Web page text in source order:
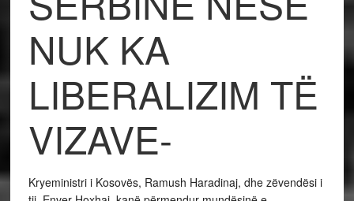
NUK KA
LIBERALIZIM TË
VIZAVE-
Kryeministri i Kosovës, Ramush Haradinaj, dhe zëvendësi i